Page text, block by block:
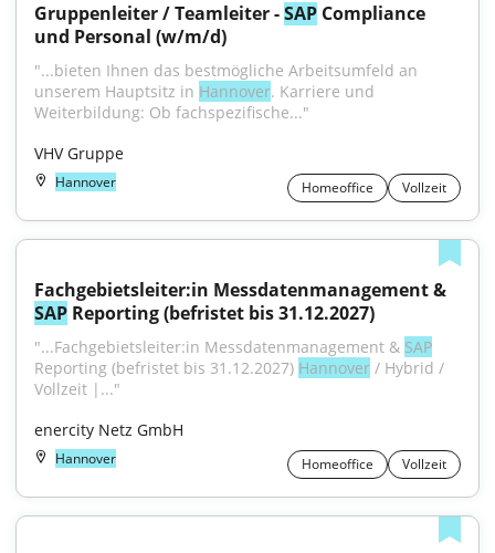
Gruppenleiter / Teamleiter - SAP Compliance
und Personal (w/m/d)
"...bieten Ihnen das bestmögliche Arbeitsumfeld an
unserem Hauptsitz in Hannover. Karriere und
Weiterbildung: Ob fachspezifische..."
VHV Gruppe
Hannover Homeoffice Vollzeit
SAP Reporting (befristet bis 31.12.2027)
"...Fachgebietsleiter:in Messdatenmanagement & SAP
Reporting (befristet bis 31.12.2027) Hannover / Hybrid /
Vollzeit |..."
enercity Netz GmbH
Hannover Homeoffice Vollzeit